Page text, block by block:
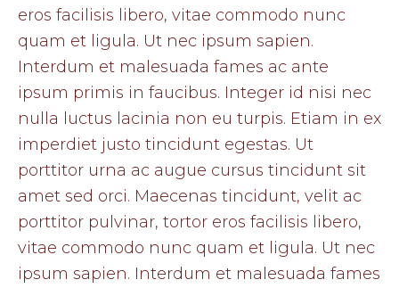
eros facilisis libero, vitae commodo nunc
quam et ligula. Ut nec ipsum sapien.
Interdum et malesuada fames ac ante
ipsum primis in faucibus. Integer id nisi nec
nulla luctus lacinia non eu turpis. Etiam in ex
imperdiet justo tincidunt egestas. Ut
porttitor urna ac augue cursus tincidunt sit
amet sed orci. Maecenas tincidunt, velit ac
porttitor pulvinar, tortor eros facilisis libero,
vitae commodo nunc quam et ligula. Ut nec
ipsum sapien. Interdum et malesuada fames